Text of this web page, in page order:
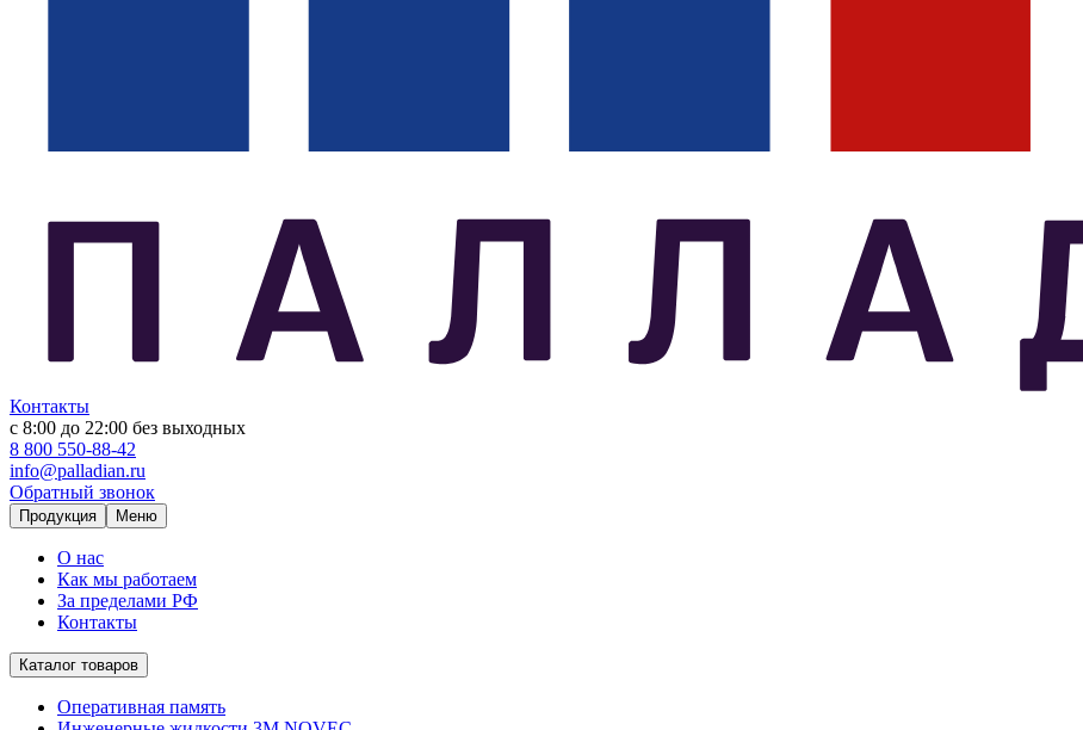
Контакты
с 8:00 до 22:00 без выходных
8 800 550-88-42
info@palladian.ru
Обратный звонок
Продукция Меню
О нас
Как мы работаем
За пределами РФ
Контакты
Каталог товаров
Оперативная память